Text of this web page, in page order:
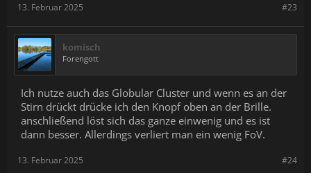
#23
13. Februar 2025
komisch
Forengott
Ich nutze auch das Globular Cluster und wenn es an der
Stirn drückt drücke ich den Knopf oben an der Brille.
anschließend löst sich das ganze einwenig und es ist
dann besser. Allerdings verliert man ein wenig FoV.
#24
13. Februar 2025